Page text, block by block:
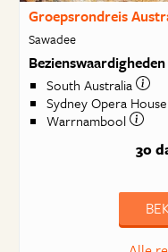
Groepsrondreis
Sawadee
Bezienswaardigheden
South Australia
Sydney Opera House
Warrnambool
30